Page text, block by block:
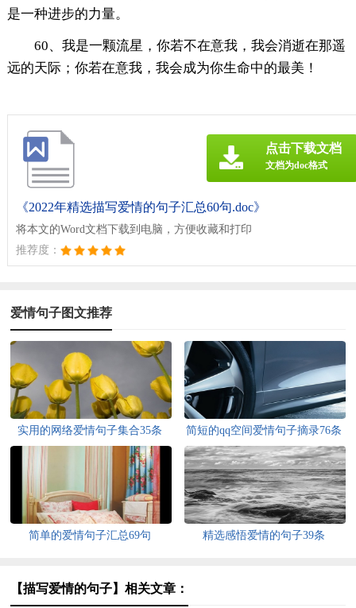
是一种进步的力量。
60、我是一颗流星，你若不在意我，我会消逝在那遥
远的天际；你若在意我，我会成为你生命中的最美！
《2022年精选描写爱情的句子汇总60句.doc》
将本文的Word文档下载到电脑，方便收藏和打印
推荐度：
点击下载文档
文档为doc格式
爱情句子图文推荐
实用的网络爱情句子集合35条 简短的qq空间爱情句子摘录76条
简单的爱情句子汇总69句 精选感悟爱情的句子39条
【描写爱情的句子】相关文章：